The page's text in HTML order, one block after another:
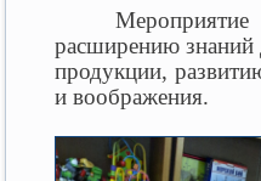
расширению
продукции,
и воображения.